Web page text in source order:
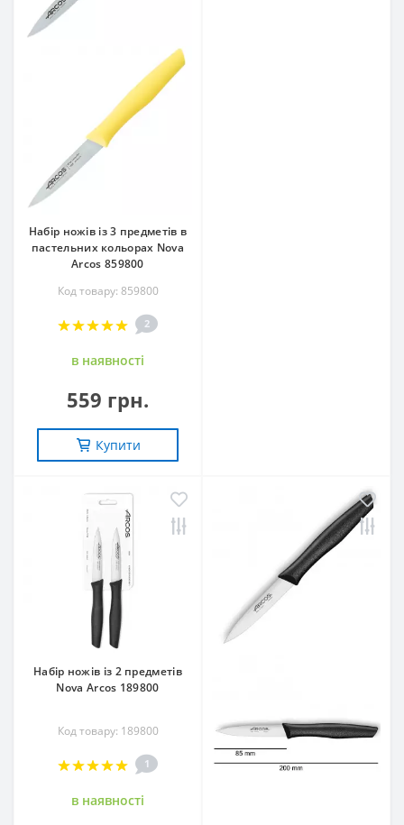
Набір ножів із 3 предметів в
пастельних кольорах Nova
Arcos 859800
Код товару: 859800
2
в наявностi
559 грн.
Купити
Набір ножів із 2 предметів
Nova Arcos 189800
Код товару: 189800
1
в наявностi